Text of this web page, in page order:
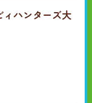
ハンターズ大